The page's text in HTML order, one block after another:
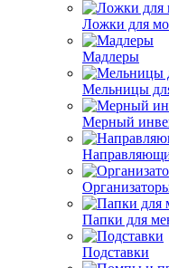
Ложки для
Мадлеры
Мельницы
Мерный
Папки для
Подставки